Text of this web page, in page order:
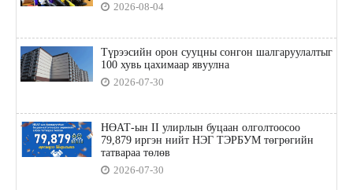
2026-08-04
Түрээсийн орон сууцны сонгон шалгаруулалтыг
100 хувь цахимаар явуулна
2026-07-30
НӨАТ-ын II улирлын буцаан олголтоосоо
79,879 иргэн нийт НЭГ ТЭРБУМ төгрөгийн
татвараа төлөв
2026-07-30